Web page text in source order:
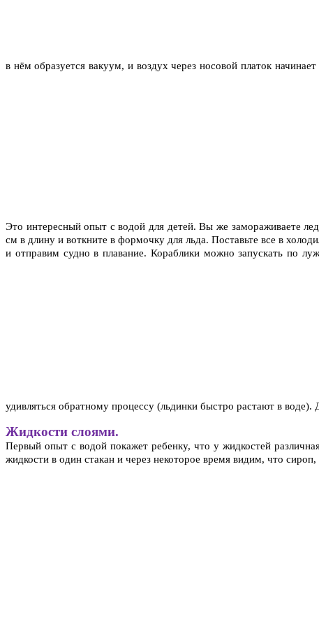
в нём образуется вакуум, и воздух через носовой платок
Это интересный опыт с водой для детей. Вы же замораживаете
см в длину и воткните в формочку для льда. Поставьте все в
и отправим судно в плавание. Кораблики можно запускать по
удивляться обратному процессу (льдинки быстро растают в воде).
Жидкости слоями.
Первый опыт с водой покажет ребенку, что у жидкостей
жидкости в один стакан и через некоторое время видим, что